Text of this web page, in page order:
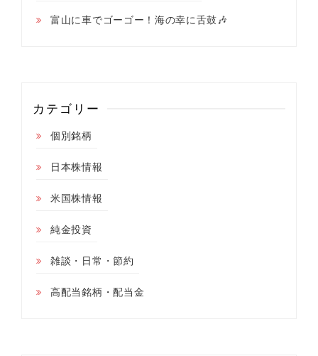
富山に車でゴーゴー！海の幸に舌鼓🎶
カテゴリー
個別銘柄
日本株情報
米国株情報
純金投資
雑談・日常・節約
高配当銘柄・配当金